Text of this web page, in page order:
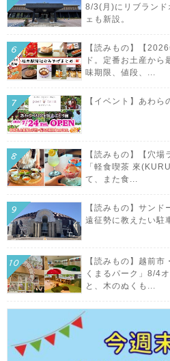
8/3(月)にリブランド
ェも新設。
【読みもの】【
ド。定番お土産から
味期限、値段、...
【イベント】あわら
【読みもの】【穴場
「軽食喫茶 來
て、また食...
【読みもの】サンド
遠征勢に教えたい駐
【読みもの】越前
くまるパーク」8/4
と、木のぬくも...